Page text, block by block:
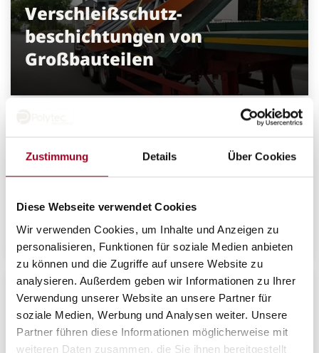
Zustimmung Details Über Cookies
Diese Webseite verwendet Cookies
Wir verwenden Cookies, um Inhalte und Anzeigen zu
personalisieren, Funktionen für soziale Medien anbieten
zu können und die Zugriffe auf unsere Website zu
analysieren. Außerdem geben wir Informationen zu Ihrer
Verwendung unserer Website an unsere Partner für
soziale Medien, Werbung und Analysen weiter. Unsere
Partner führen diese Informationen möglicherweise mit
weiteren Daten zusammen, die Sie ihnen bereitgestellt
Verschleißschutz-
beschichtungen von
Großbauteilen
Polyurethan